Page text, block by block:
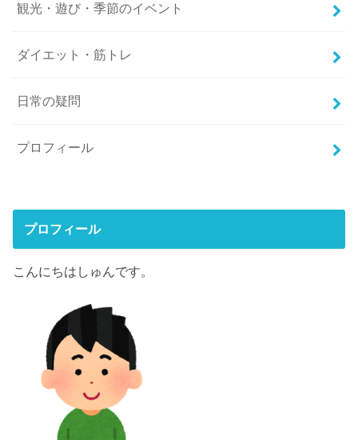
観光・遊び・季節のイベント
ダイエット・筋トレ
日常の疑問
プロフィール
プロフィール
こんにちはしゅんです。